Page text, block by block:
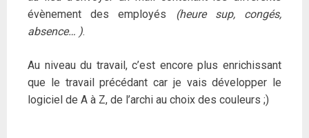
évènement des employés (heure sup, congés,
absence… ).
Au niveau du travail, c’est encore plus enrichissant
que le travail précédant car je vais développer le
logiciel de A à Z, de l’archi au choix des couleurs ;)